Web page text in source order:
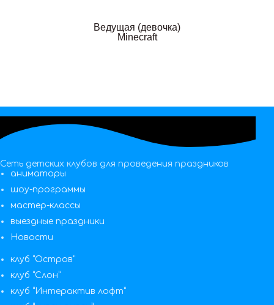
Ведущая (девочка)
Minecraft
Сеть детских клубов для проведения праздников
аниматоры
шоу-программы
мастер-классы
выездные праздники
Новости
клуб “Остров”
клуб “Слон”
клуб “Интерактив лофт”